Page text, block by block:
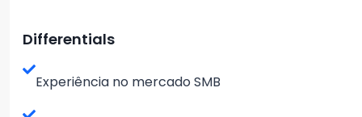
Differentials
Experiência no mercado SMB